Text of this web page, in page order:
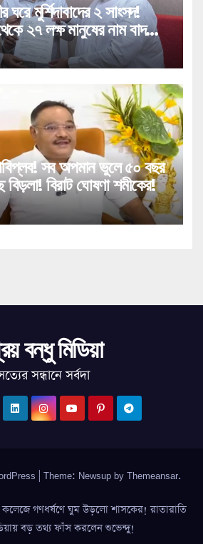
ঘরে মুর্শিদাবাদের ২ সাংসদ!
২৭ লক্ষ মানুষের নাম বাদ
সব অপমান ভুলে ৫০ বছর
বিড়লা! বিরাট ঘোষণা শমীকের!
বন্ধু মিডিয়া
সন্ধানে সর্বদা
Theme: Newsup by Themeansar.
গণধর্ষণে ঘুম উড়লো শাসকের! রাতারাতি
বড় তথ্য ফাঁস করলেন শুভেন্দু!